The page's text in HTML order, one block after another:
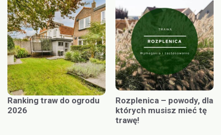
Ranking traw do ogrodu
2026
Rozplenica – powody, dla
których musisz mieć tę
trawę!